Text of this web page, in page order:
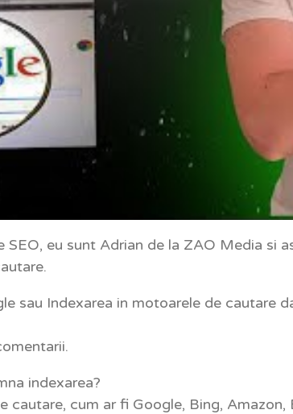
eu sunt Adrian de la ZAO Media si
sau Indexarea in motoarele de cautare
indexarea?
cautare, cum ar fi Google, Bing,